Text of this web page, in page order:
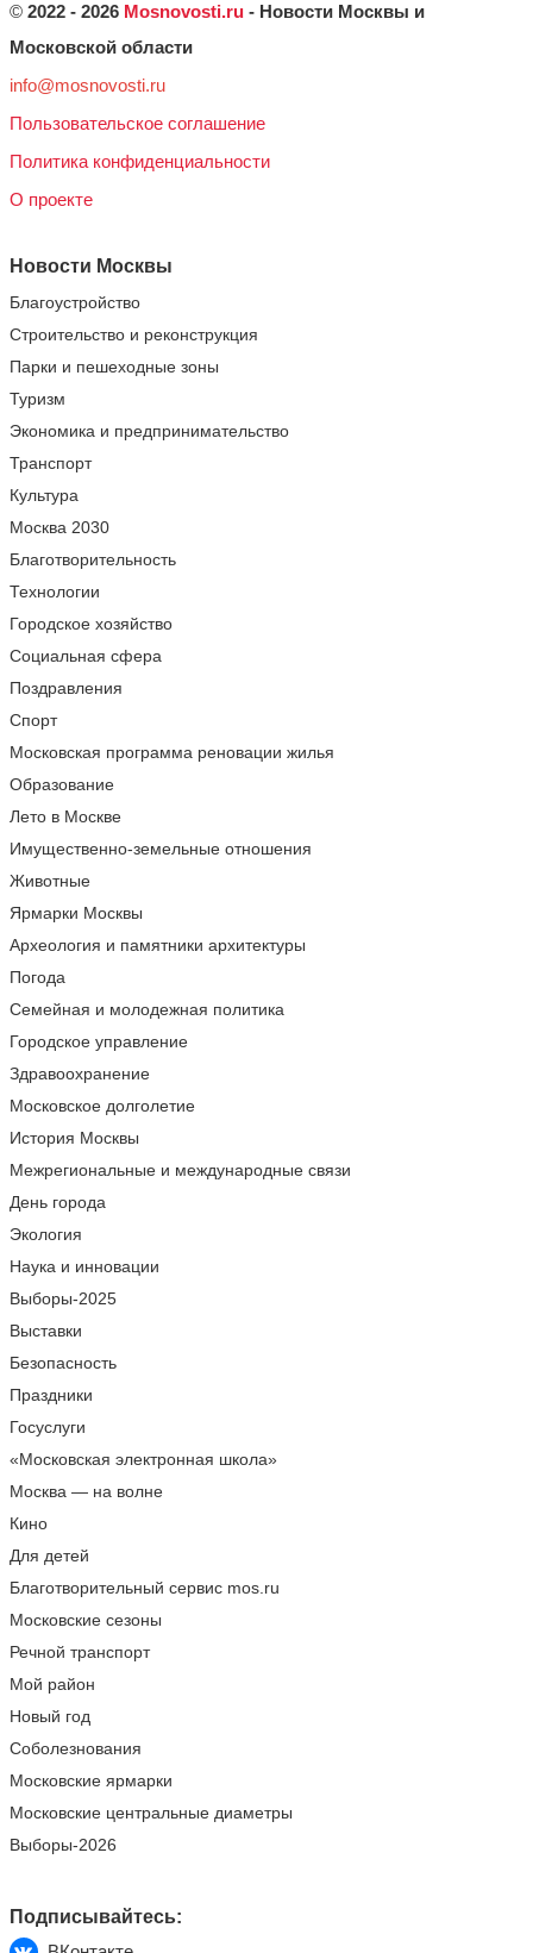
© 2022 - 2026 Mosnovosti.ru - Новости Москвы и
Московской области
info@mosnovosti.ru
Пользовательское соглашение
Политика конфиденциальности
О проекте
Новости Москвы
Благоустройство
Строительство и реконструкция
Парки и пешеходные зоны
Туризм
Экономика и предпринимательство
Транспорт
Культура
Москва 2030
Благотворительность
Технологии
Городское хозяйство
Социальная сфера
Поздравления
Спорт
Московская программа реновации жилья
Образование
Лето в Москве
Имущественно-земельные отношения
Животные
Ярмарки Москвы
Археология и памятники архитектуры
Погода
Семейная и молодежная политика
Городское управление
Здравоохранение
Московское долголетие
История Москвы
Межрегиональные и международные связи
День города
Экология
Наука и инновации
Выборы-2025
Выставки
Безопасность
Праздники
Госуслуги
«Московская электронная школа»
Москва — на волне
Кино
Для детей
Благотворительный сервис mos.ru
Московские сезоны
Речной транспорт
Мой район
Новый год
Соболезнования
Московские ярмарки
Московские центральные диаметры
Выборы-2026
Подписывайтесь: